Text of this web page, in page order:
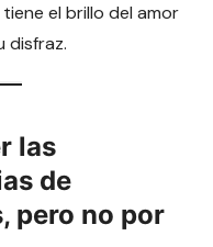
el brillo del amor
disfraz.
las
de
pero no por